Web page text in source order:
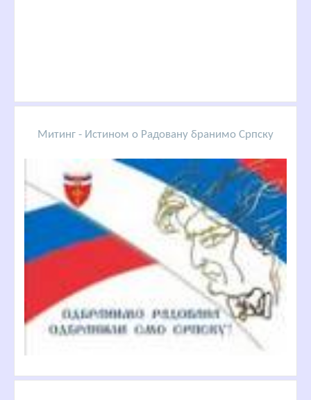
Митинг - Истином о Радовану бранимо Српску